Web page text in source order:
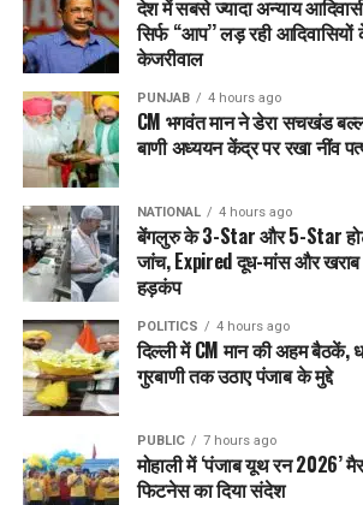
है।
कांग्रेस और भाजपा पर साधा निशाना
शैरी कलसी ने भाजपा और कांग्रेस पर सीधा हमला
“AAP की बढ़ती लोकप्रियता देखकर भाजपा और
गए हैं। इनका असली मकसद है कि पंजाब में कोई
पाए। लेकिन अब जनता इनकी चालों को समझ
भगवंत मान गरीबों के मसीहा – मोहिंदर भगत
कैबिनेट मंत्री मोहिंदर भगत ने मुख्यमंत्री भगवंत मान
कहा,
“भगवंत मान ने तीन साल में गरीबों, दलितों और
काम किए हैं। आज पंजाब का आम आदमी उनके साथ
‘आप’ को ही वोट देंगे।”
देश में सबसे ज्यादा अन्याय
सिर्फ ‘‘आप’’ लड़ रही
केजरीवाल
PUNJAB 4 hours ago
CM भगवंत मान ने डेरा सचखंड
बाणी अध्ययन केंद्र पर रखा नींव
NATIONAL 4 hours ago
बेंगलुरु के 3-Star और 5-Star
जांच, Expired दूध-मांस और खराब
हड़कंप
POLITICS 4 hours ago
दिल्ली में CM मान की अहम
गुरबाणी तक उठाए पंजाब के मुद्दे
PUBLIC 7 hours ago
मोहाली में ‘पंजाब यूथ रन 2026’
फिटनेस का दिया संदेश